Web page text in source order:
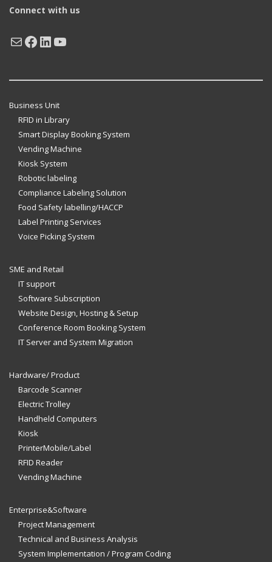
Connect with us
MailFacebook
LinkedIn
YouTube
Business Unit
RFID in Library
Smart Display Booking System
Vending Machine
Kiosk System
Robotic labeling
Compliance Labeling Solution
Food Safety labelling/HACCP
Label Printing Services
Voice Picking System
SME and Retail
IT support
Software Subscription
Website Design, Hosting & Setup
Conference Room Booking System
IT Server and System Migration
Hardware/ Product
Barcode Scanner
Electric Trolley
Handheld Computers
Kiosk
PrinterMobile/Label
RFID Reader
Vending Machine
Enterprise&Software
Project Management
Technical and Business Analysis
System Implementation / Program Coding